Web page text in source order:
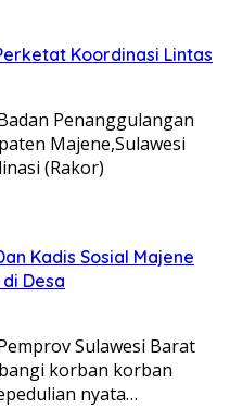
Koordinasi Lintas
Penanggulangan
Majene,Sulawesi
(Rakor)
Kadis Sosial Majene
Desa
Sulawesi Barat
korban korban
nyata…